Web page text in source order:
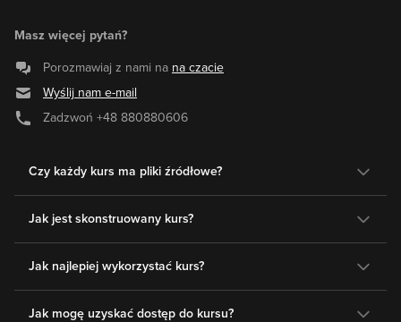
Masz więcej pytań?
Porozmawiaj z nami na na czacie
Wyślij nam e-mail
Zadzwoń +48 880880606
Czy każdy kurs ma pliki źródłowe?
Jak jest skonstruowany kurs?
Jak najlepiej wykorzystać kurs?
Jak mogę uzyskać dostęp do kursu?